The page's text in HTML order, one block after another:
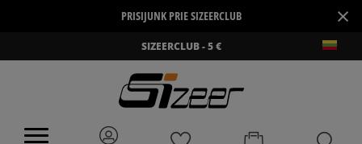
PRISIJUNK PRIE SIZEERCLUB ×
SIZEERCLUB - 5 €